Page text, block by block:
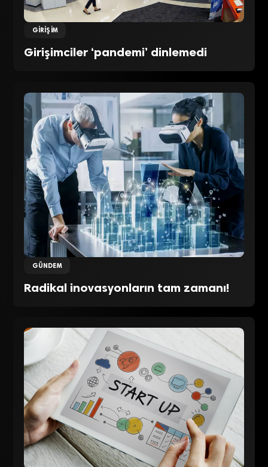
GIRIŞIM
Girişimciler ‘pandemi’ dinlemedi
GÜNDEM
Radikal inovasyonların tam zamanı!